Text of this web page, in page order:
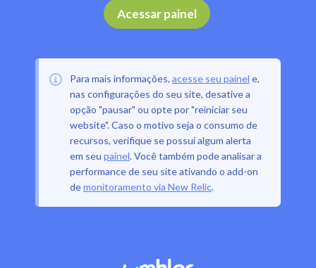
Acessar painel .
Para mais informações, acesse seu painel e,
nas configurações do seu site, desative a
opção "pausar" ou opte por "reiniciar seu
website". Caso o motivo seja o consumo de
recursos, verifique se possui algum alerta
em seu painel. Você também pode analisar a
performance de seu site ativando o add-on
demonitoramento via New Relic.